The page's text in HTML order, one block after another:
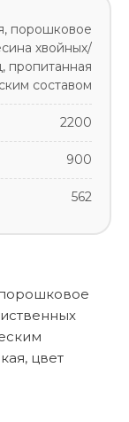
порошковое
хвойных/
пропитанная
составом
2200
900
562
порошковое
цвет